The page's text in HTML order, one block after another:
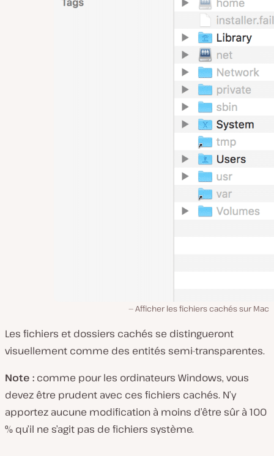
Afficher les fichiers cachés sur Mac
Les fichiers et dossiers cachés se distingueront
visuellement comme des entités semi-transparentes.
Note : comme pour les ordinateurs Windows, vous
devez être prudent avec ces fichiers cachés. N’y
apportez aucune modification à moins d’être sûr à 100
% qu’il ne s’agit pas de fichiers système.